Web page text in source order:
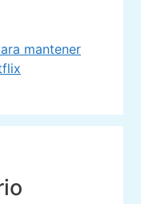
mantener